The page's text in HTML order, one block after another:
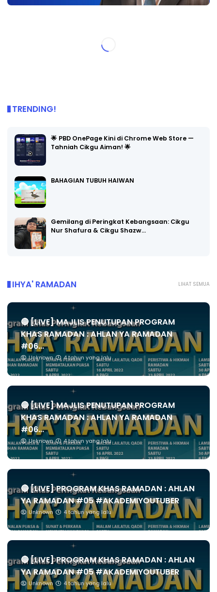
TRENDING!
🌟 PBD OnePage Kini di Chrome Web Store —
Tahniah Cikgu Aiman! 🌟
BAHAGIAN TUBUH HAIWAN
Gemilang di Peringkat Kebangsaan: Cikgu
Nur Shafura & Cikgu Shazw…
LIHAT SEMUA
IHYA' RAMADAN
🔴 [LIVE] MAJLIS PENUTUPAN PROGRAM
KHAS RAMADAN : AHLAN YA RAMADAN
#06...
Unknown 4 tahun yang lalu
🔴 [LIVE] MAJLIS PENUTUPAN PROGRAM
KHAS RAMADAN : AHLAN YA RAMADAN
#06...
Unknown 4 tahun yang lalu
🔴 [LIVE] PROGRAM KHAS RAMADAN : AHLAN
YA RAMADAN #05 #AKADEMIYOUTUBER
Unknown 4 tahun yang lalu
🔴 [LIVE] PROGRAM KHAS RAMADAN : AHLAN
YA RAMADAN #05 #AKADEMIYOUTUBER
Unknown 4 tahun yang lalu